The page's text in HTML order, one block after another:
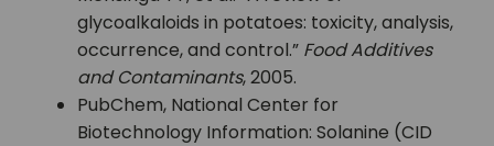
glycoalkaloids in potatoes: toxicity, analysis,
occurrence, and control.” Food Additives
and Contaminants, 2005.
PubChem, National Center for
Biotechnology Information: Solanine (CID